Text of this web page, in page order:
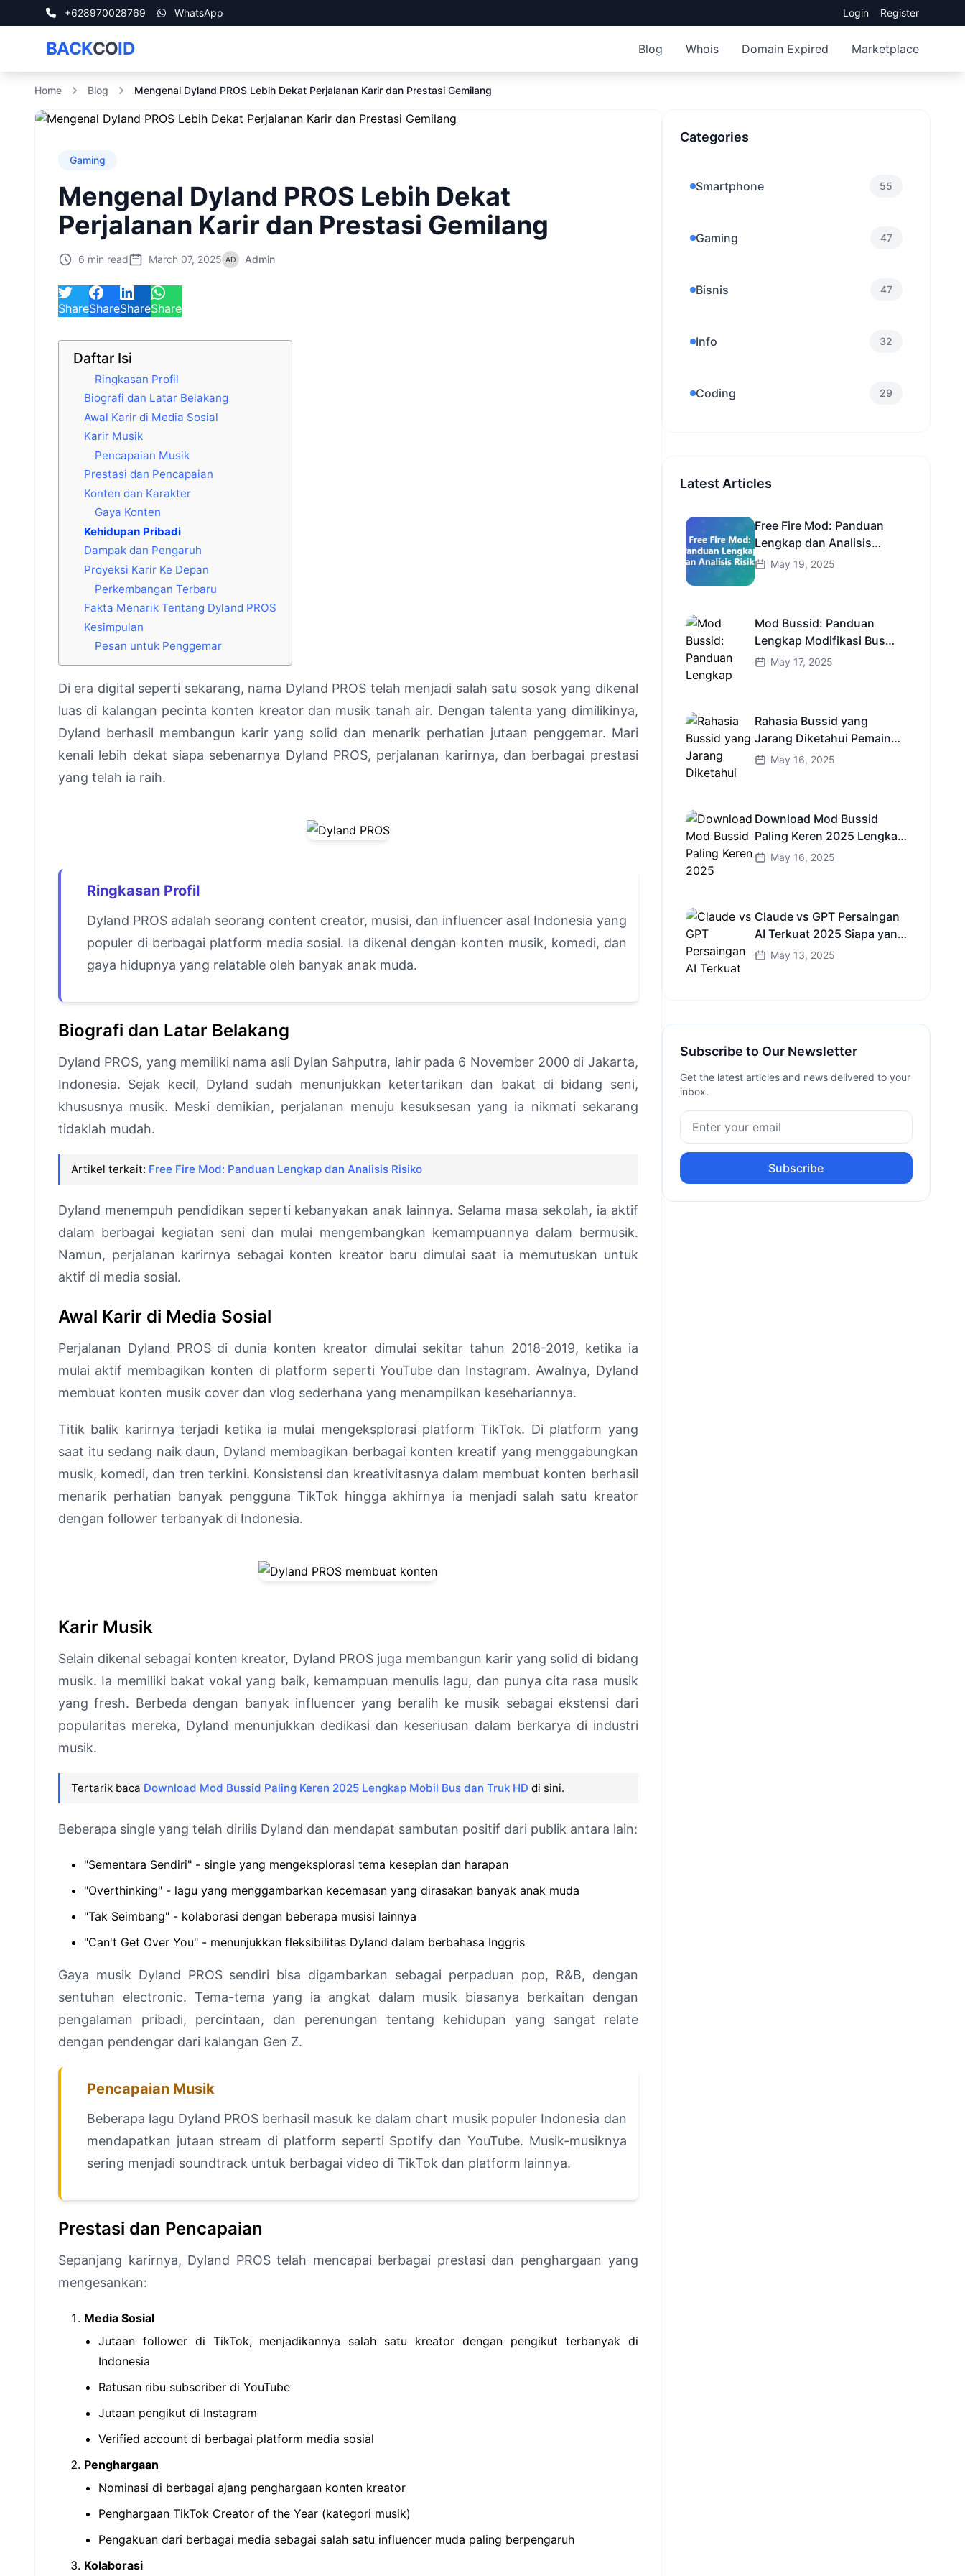
+628970028769 WhatsApp Login Register
BACKCOID Blog Whois Domain Expired Marketplace
Home Blog Mengenal Dyland PROS Lebih Dekat Perjalanan Karir dan Prestasi Gemilang
Gaming
Mengenal Dyland PROS Lebih Dekat
Perjalanan Karir dan Prestasi Gemilang
6 min read March 07, 2025 Admin
ShareShareShareShare
Daftar Isi
Ringkasan Profil
Biografi dan Latar Belakang
Awal Karir di Media Sosial
Karir Musik
Pencapaian Musik
Prestasi dan Pencapaian
Konten dan Karakter
Gaya Konten
Kehidupan Pribadi
Dampak dan Pengaruh
Proyeksi Karir Ke Depan
Perkembangan Terbaru
Fakta Menarik Tentang Dyland PROS
Kesimpulan
Pesan untuk Penggemar
Di era digital seperti sekarang, nama Dyland PROS telah menjadi salah satu sosok yang dikenal
luas di kalangan pecinta konten kreator dan musik tanah air. Dengan talenta yang dimilikinya,
Dyland berhasil membangun karir yang solid dan menarik perhatian jutaan penggemar. Mari
kenali lebih dekat siapa sebenarnya Dyland PROS, perjalanan karirnya, dan berbagai prestasi
yang telah ia raih.
Ringkasan Profil
Dyland PROS adalah seorang content creator, musisi, dan influencer asal Indonesia yang
populer di berbagai platform media sosial. Ia dikenal dengan konten musik, komedi, dan
gaya hidupnya yang relatable oleh banyak anak muda.
Biografi dan Latar Belakang
Dyland PROS, yang memiliki nama asli Dylan Sahputra, lahir pada 6 November 2000 di Jakarta,
Indonesia. Sejak kecil, Dyland sudah menunjukkan ketertarikan dan bakat di bidang seni,
khususnya musik. Meski demikian, perjalanan menuju kesuksesan yang ia nikmati sekarang
tidaklah mudah.
Artikel terkait: Free Fire Mod: Panduan Lengkap dan Analisis Risiko
Dyland menempuh pendidikan seperti kebanyakan anak lainnya. Selama masa sekolah, ia aktif
dalam berbagai kegiatan seni dan mulai mengembangkan kemampuannya dalam bermusik.
Namun, perjalanan karirnya sebagai konten kreator baru dimulai saat ia memutuskan untuk
aktif di media sosial.
Awal Karir di Media Sosial
Perjalanan Dyland PROS di dunia konten kreator dimulai sekitar tahun 2018-2019, ketika ia
mulai aktif membagikan konten di platform seperti YouTube dan Instagram. Awalnya, Dyland
membuat konten musik cover dan vlog sederhana yang menampilkan kesehariannya.
Titik balik karirnya terjadi ketika ia mulai mengeksplorasi platform TikTok. Di platform yang
saat itu sedang naik daun, Dyland membagikan berbagai konten kreatif yang menggabungkan
musik, komedi, dan tren terkini. Konsistensi dan kreativitasnya dalam membuat konten berhasil
menarik perhatian banyak pengguna TikTok hingga akhirnya ia menjadi salah satu kreator
dengan follower terbanyak di Indonesia.
Karir Musik
Selain dikenal sebagai konten kreator, Dyland PROS juga membangun karir yang solid di bidang
musik. Ia memiliki bakat vokal yang baik, kemampuan menulis lagu, dan punya cita rasa musik
yang fresh. Berbeda dengan banyak influencer yang beralih ke musik sebagai ekstensi dari
popularitas mereka, Dyland menunjukkan dedikasi dan keseriusan dalam berkarya di industri
musik.
Tertarik baca Download Mod Bussid Paling Keren 2025 Lengkap Mobil Bus dan Truk HD di sini.
Beberapa single yang telah dirilis Dyland dan mendapat sambutan positif dari publik antara lain:
"Sementara Sendiri" - single yang mengeksplorasi tema kesepian dan harapan
"Overthinking" - lagu yang menggambarkan kecemasan yang dirasakan banyak anak muda
"Tak Seimbang" - kolaborasi dengan beberapa musisi lainnya
"Can't Get Over You" - menunjukkan fleksibilitas Dyland dalam berbahasa Inggris
Gaya musik Dyland PROS sendiri bisa digambarkan sebagai perpaduan pop, R&B, dengan
sentuhan electronic. Tema-tema yang ia angkat dalam musik biasanya berkaitan dengan
pengalaman pribadi, percintaan, dan perenungan tentang kehidupan yang sangat relate
dengan pendengar dari kalangan Gen Z.
Pencapaian Musik
Beberapa lagu Dyland PROS berhasil masuk ke dalam chart musik populer Indonesia dan
mendapatkan jutaan stream di platform seperti Spotify dan YouTube. Musik-musiknya
sering menjadi soundtrack untuk berbagai video di TikTok dan platform lainnya.
Prestasi dan Pencapaian
Sepanjang karirnya, Dyland PROS telah mencapai berbagai prestasi dan penghargaan yang
mengesankan:
Media Sosial
Jutaan follower di TikTok, menjadikannya salah satu kreator dengan pengikut terbanyak di
Indonesia
Ratusan ribu subscriber di YouTube
Jutaan pengikut di Instagram
Verified account di berbagai platform media sosial
Penghargaan
Nominasi di berbagai ajang penghargaan konten kreator
Penghargaan TikTok Creator of the Year (kategori musik)
Pengakuan dari berbagai media sebagai salah satu influencer muda paling berpengaruh
Kolaborasi
Categories
Smartphone 55
Gaming 47
Bisnis 47
Info 32
Coding 29
Latest Articles
Free Fire Mod: Panduan
Lengkap dan Analisis
RisikoMay 19, 2025
Mod Bussid: Panduan
Lengkap Modifikasi Bus
Simulator Indonesia
May 17, 2025
Rahasia Bussid yang
Jarang Diketahui Pemain
Baru Kamu Wajib Coba!
May 16, 2025
Download Mod Bussid
Paling Keren 2025 Lengkap
Mobil Bus dan Truk HD
May 16, 2025
Claude vs GPT Persaingan
AI Terkuat 2025 Siapa yang
Lebih Cerdas?
May 13, 2025
Subscribe to Our Newsletter
Get the latest articles and news delivered to your
inbox.
Subscribe